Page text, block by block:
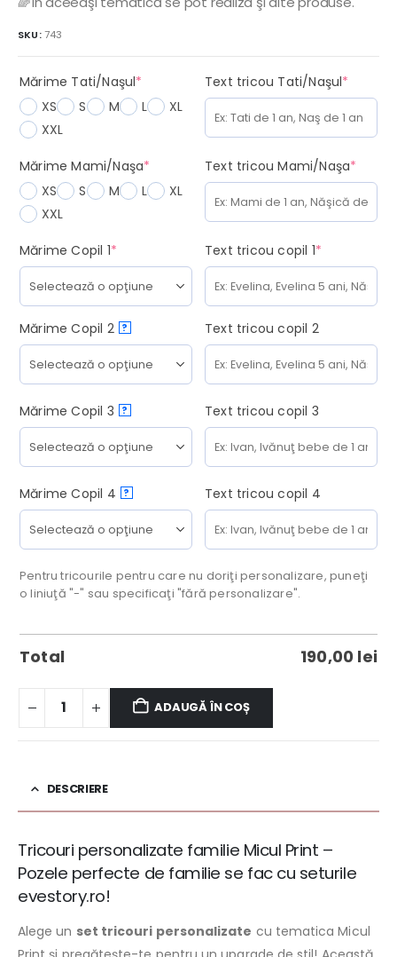
SKU:743
Mărime Tati/Naşul* (required)
XS
S M L
XL
XXL
Text tricou Tati/Naşul*
Mărime Mami/Naşa* (required)
XS
S M L
XL
XXL
Text tricou Mami/Naşa*
Mărime Copil 1* Text tricou copil 1*
Mărime Copil 2 ? Text tricou copil 2
Mărime Copil 3 ? Text tricou copil 3
Mărime Copil 4 ? Text tricou copil 4
Pentru tricourile pentru care nu doriţi personalizare, puneţi
o liniuţă "-" sau specificaţi "fără personalizare".
Total 190,00 lei
ADAUGĂ ÎN COȘ
DESCRIERE
Tricouri personalizate familie Micul Print –
Pozele perfecte de familie se fac cu seturile
evestory.ro!
Alege un set tricouri personalizate cu tematica Micul